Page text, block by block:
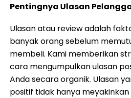
Pentingnya Ulasan
Ulasan atau review adalah
banyak orang sebelum
membeli. Kami memberikan
cara mengumpulkan ulasan
Anda secara organik. Ulasan
positif tidak hanya